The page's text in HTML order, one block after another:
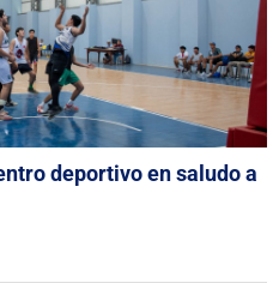
deportivo en saludo a